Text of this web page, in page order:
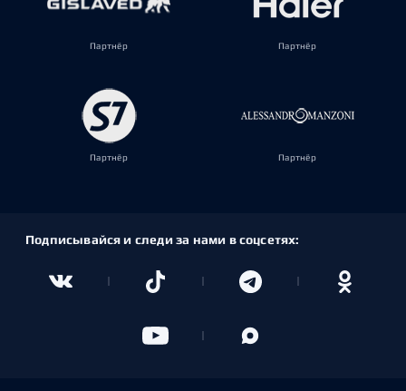
Партнёр Партнёр
Партнёр Партнёр
Подписывайся и следи за нами в соцсетях: